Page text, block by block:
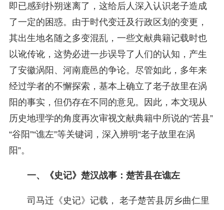
即已感到扑朔迷离了，这给后人深入认识老子造成
了一定的困惑。由于时代变迁及行政区划的变更，
其出生地名随之多变混乱，一些文献典籍记载时也
以讹传讹，这势必进一步误导了人们的认知，产生
了安徽涡阳、河南鹿邑的争论。尽管如此，多年来
经过学者的不懈探索，基本上确立了老子故里在涡
阳的事实，但仍存在不同的意见。因此，本文现从
历史地理学的角度再次审视文献典籍中所说的“苦县”
“谷阳”“谯左”等关键词，深入辨明“老子故里在涡
阳”。
一、《史记》楚汉战事：楚苦县在谯左
司马迁《史记》记载， 老子楚苦县厉乡曲仁里